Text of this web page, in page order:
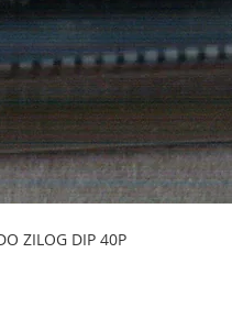
ZILOG DIP 40P